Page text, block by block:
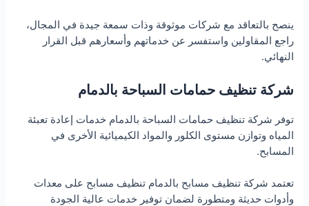
ينصح بالتعاقد مع شركات موثوقة وذات سمعة جيدة في المجال،
راجع المقاولين واستفسر عن خدماتهم وأسعارهم قبل القرار
النهائي.
شركة تنظيف حمامات السباحة بالدمام
توفر شركة تنظيف حمامات السباحة بالدمام خدمات إعادة تعبئة
المياه وتوازن مستوى الكلور والمواد الكيميائية الأخرى في
المسابح.
تعتمد شركة تنظيف مسابح بالدمام تنظيف مسابح على معدات
وأدوات حديثة ومتطورة لضمان توفير خدمات عالية الجودة